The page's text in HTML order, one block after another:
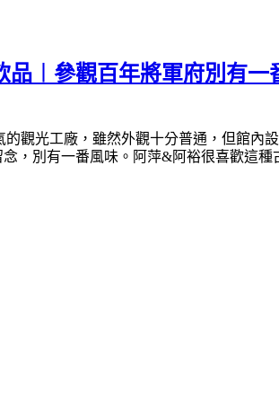
︱參觀百年將軍府別有一
觀光工廠，雖然外觀十分普通，但館內
，別有一番風味。阿萍&阿裕很喜歡這種